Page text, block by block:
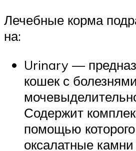
Лечебные корма
на:
Urinary —
кошек с болезнями
Содержит
помощью
оксалатные